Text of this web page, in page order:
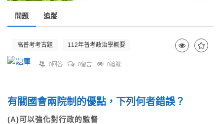
問題 追蹤
高普考考古題 112年普考政治學概要
0回答 0留言 0追蹤
有關國會兩院制的優點，下列何者錯誤？
(A)可以強化對行政的監督